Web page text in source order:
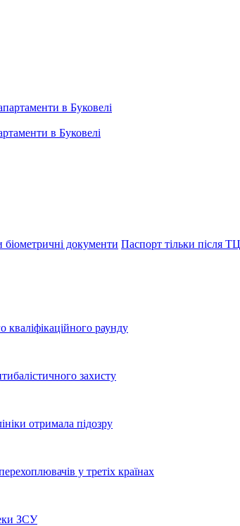
в Буковелі
документи Паспорт тільки після
кваліфікаційного раунду
захисту
отримала підозру
у третіх країнах
ЗСУ